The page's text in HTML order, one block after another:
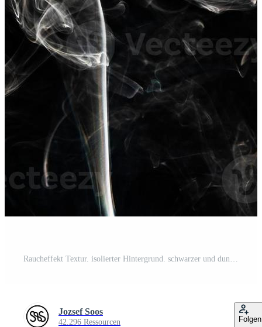
Jozsef Soos
42.296 Ressourcen Folgen